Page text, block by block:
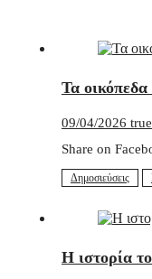
Τα
09/04/2026
Share on
Δημοσιεύσεις
Η ιστορία